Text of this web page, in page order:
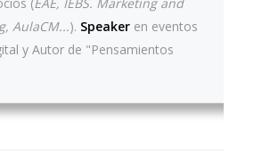
AulaCM...). Speakeren eventos
y Autor de "Pensamientos